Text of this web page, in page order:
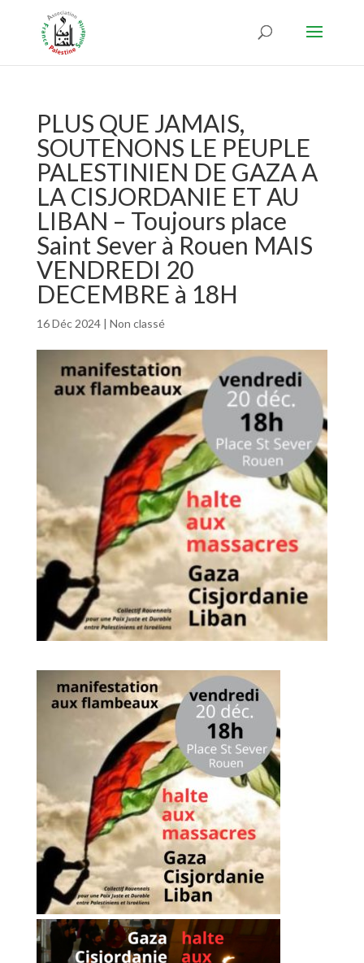
PLUS QUE JAMAIS,
SOUTENONS LE PEUPLE
PALESTINIEN DE GAZA A
LA CISJORDANIE ET AU
LIBAN – Toujours place
Saint Sever à Rouen MAIS
VENDREDI 20
DECEMBRE à 18H
16 Déc 2024| Non classé